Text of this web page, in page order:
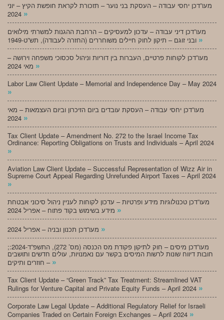
מעו”דכן יחסי עבודה – העסקת בני נוער – תזכורת לקראת חופשת הקיץ – יוני
»
מעו”דכן דיני עבודה – עדכון למעסיקים – הרחבת ההגנות למשרתי מילואים
»
מעו”דכן לקוחות פרטיים, העברות בין דוריות וניהול סכסוכי משפחה וירושה –
»
Labor Law Client Update – Memorial and Independence Day – May 2024
»
מעו”דכן יחסי עבודה – העסקת עובדים ביום הזיכרון וביום העצמאות – מאי
»
Tax Client Update – Amendment No. 272 to the Israel Income Tax
Ordinance: Reporting Obligations on Trusts and Individuals – April 2024
»
Aviation Law Client Update – Successful Representation of Wizz Air in
Supreme Court Appeal Regarding Unrefunded Airport Taxes – April 2024
»
מעו”דכן טכנולוגיות מידע ופרטיות – עדכון לקוחות לעניין ניהול סיכוני אבטחת
»
»
;מעו”דכן מיסים – חוק לתיקון פקודת מס הכנסה (מס’ 272), התשפ”ד-2024:
חובות דיווח שונות לרשות המיסים בקשר עם נאמנויות, עולים חדשים ותושבים
חוזרים ותיקים – »
Tax Client Update – “Green Track” Tax Treatment: Streamlined VAT
Rulings for Venture Capital and Private Equity Funds – April 2024 »
Corporate Law Legal Update – Additional Regulatory Relief for Israeli
Companies Traded on Certain Foreign Exchanges – April 2024 »